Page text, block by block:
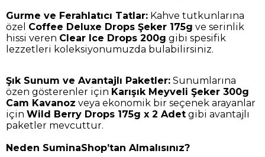
Gurme ve Ferahlatıcı Tatlar: Kahve tutkunlarına
özel Coffee Deluxe Drops Şeker 175g ve serinlik
hissi veren Clear Ice Drops 200g gibi spesifik
lezzetleri koleksiyonumuzda bulabilirsiniz.
Şık Sunum ve Avantajlı Paketler: Sunumlarına
özen gösterenler için Karışık Meyveli Şeker 300g
Cam Kavanoz veya ekonomik bir seçenek arayanlar
için Wild Berry Drops 175g x 2 Adet gibi avantajlı
paketler mevcuttur.
Neden SuminaShop’tan Almalısınız?